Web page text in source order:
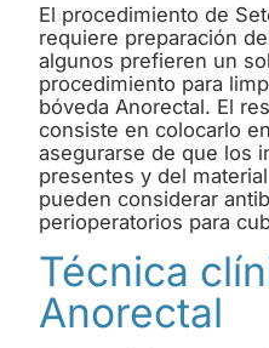
El procedimiento de
requiere preparación
algunos prefieren un
procedimiento para
bóveda Anorectal. El
consiste en colocarlo
asegurarse de que los
presentes y del
pueden considerar
perioperatorios para
Técnica
Anorectal